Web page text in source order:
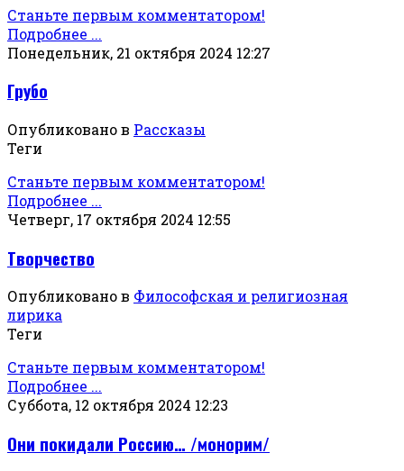
Станьте первым комментатором!
Подробнее ...
Понедельник, 21 октября 2024 12:27
Грубо
Опубликовано в Рассказы
Теги
Станьте первым комментатором!
Подробнее ...
Четверг, 17 октября 2024 12:55
Творчество
Опубликовано в Философская и религиозная
лирика
Теги
Станьте первым комментатором!
Подробнее ...
Суббота, 12 октября 2024 12:23
Они покидали Россию… /монорим/